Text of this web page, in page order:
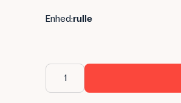
Enhed:rulle